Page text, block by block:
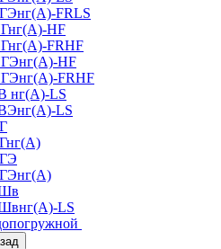
FRLS
HF
FRHF
HF
FRHF
нг(А)-LS
LS
LS